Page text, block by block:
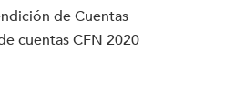
de Cuentas
cuentas CFN 2020